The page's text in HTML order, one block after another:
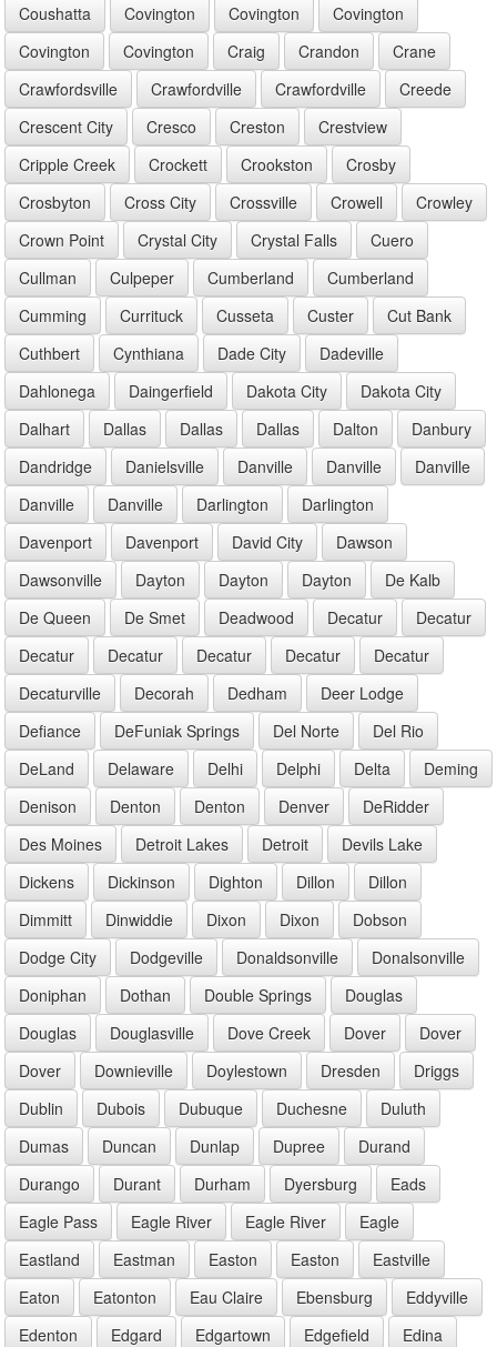
Coushatta
Covington Covington
Covington
Covington
Covington Craig Crandon
Crane
Crawfordsville
Crawfordville Crawfordville
Creede
Crescent City
Cresco Creston
Crestview
Cripple Creek
Crockett Crookston
Crosby
Crosbyton
Cross City Crossville Crowell
Crowley
Crown Point
Crystal City Crystal Falls
Cuero
Cullman
Culpeper Cumberland
Cumberland
Cumming
Currituck Cusseta Custer
Cut Bank
Cuthbert
Cynthiana Dade City
Dadeville
Dahlonega
Daingerfield Dakota City
Dakota City
Dalhart
Dallas Dallas Dallas Dalton
Danbury
Dandridge
Danielsville Danville Danville
Danville
Danville
Danville Darlington
Darlington
Davenport
Davenport David City
Dawson
Dawsonville
Dayton Dayton Dayton
De Kalb
De Queen
De Smet Deadwood Decatur
Decatur
Decatur
Decatur Decatur Decatur
Decatur
Decaturville
Decorah Dedham
Deer Lodge
Defiance
DeFuniak Springs Del Norte
Del Rio
DeLand
Delaware Delhi Delphi Delta
Deming
Denison
Denton Denton Denver
DeRidder
Des Moines
Detroit Lakes Detroit
Devils Lake
Dickens
Dickinson Dighton Dillon
Dillon
Dimmitt
Dinwiddie Dixon Dixon
Dobson
Dodge City
Dodgeville Donaldsonville
Donalsonville
Doniphan
Dothan Double Springs
Douglas
Douglas
Douglasville Dove Creek Dover
Dover
Dover
Downieville Doylestown Dresden
Driggs
Dublin
Dubois Dubuque Duchesne
Duluth
Dumas
Duncan Dunlap Dupree
Durand
Durango
Durant Durham Dyersburg
Eads
Eagle Pass
Eagle River Eagle River
Eagle
Eastland
Eastman Easton Easton
Eastville
Eaton
Eatonton Eau Claire Ebensburg
Eddyville
Edenton
Edgard Edgartown Edgefield
Edina